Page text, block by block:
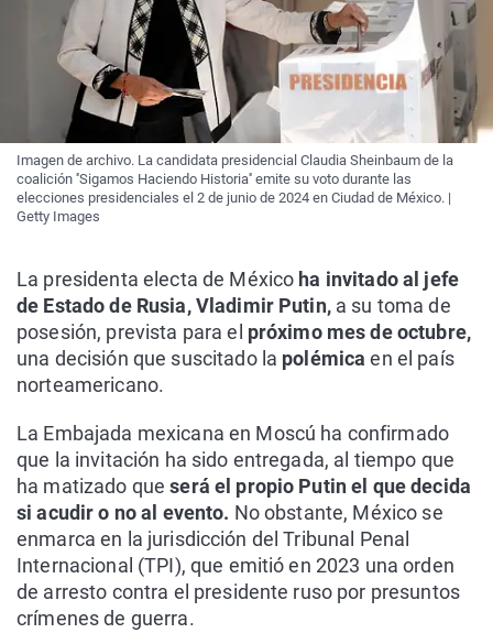
Imagen de archivo. La candidata presidencial Claudia Sheinbaum de la
coalición ''Sigamos Haciendo Historia'' emite su voto durante las
elecciones presidenciales el 2 de junio de 2024 en Ciudad de México. |
Getty Images
La presidenta electa de México ha invitado al jefe
de Estado de Rusia, Vladimir Putin,a su toma de
posesión, prevista para el próximo mes de octubre,
una decisión que suscitado la polémicaen el país
norteamericano.
La Embajada mexicana en Moscú ha confirmado
que la invitación ha sido entregada, al tiempo que
ha matizado que será el propio Putin el que decida
si acudir o no al evento. No obstante, México se
enmarca en la jurisdicción del Tribunal Penal
Internacional (TPI), que emitió en 2023 una orden
de arresto contra el presidente ruso por presuntos
crímenes de guerra.